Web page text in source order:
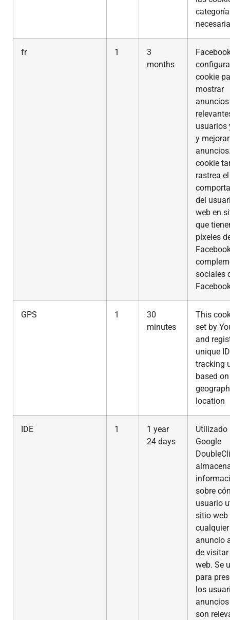
fr 1
3
months
cookie
mostrar
anuncios
usuarios
y
cookie
rastrea el
del
web en
que
píxeles
sociales
GPS 1
30
minutes
This
set by
and
unique
tracking
based
location
IDE 1
1 year
24 days
Utilizado
Google
sobre
usuario
sitio web
anuncio
de
web. Se
para
los
son